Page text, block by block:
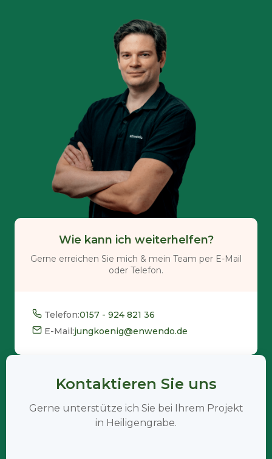
Wie kann ich weiterhelfen?
Gerne erreichen Sie mich & mein Team per E-Mail
oder Telefon.
Telefon:0157 - 924 821 36
E-Mail:jungkoenig@enwendo.de
Kontaktieren Sie uns
Gerne unterstütze ich Sie bei Ihrem Projekt
in Heiligengrabe.